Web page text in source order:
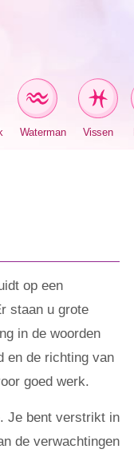
Waterman Vissen
op een
staan ​​u grote
in de woorden
en de richting van
goed werk.
Je bent verstrikt in
de verwachtingen